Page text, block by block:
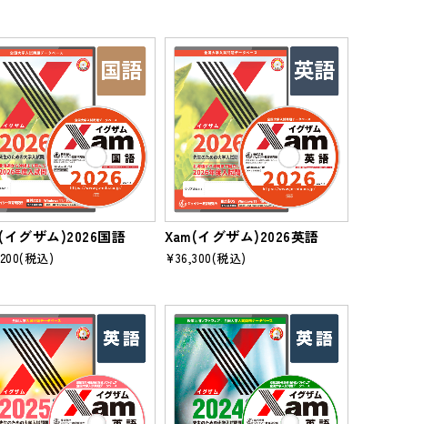
イグザム)2026国語
(税込)
Xam(イグザム)2026英語
¥36,300(税込)